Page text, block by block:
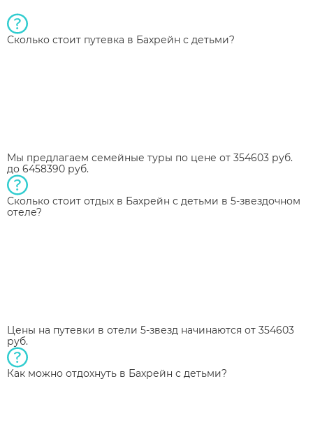
Сколько стоит путевка в Бахрейн с детьми?
Мы предлагаем семейные туры по цене от 354603 руб.
до 6458390 руб.
Сколько стоит отдых в Бахрейн с детьми в 5-звездочном
отеле?
Цены на путевки в отели 5-звезд начинаются от 354603
руб.
Как можно отдохнуть в Бахрейн с детьми?